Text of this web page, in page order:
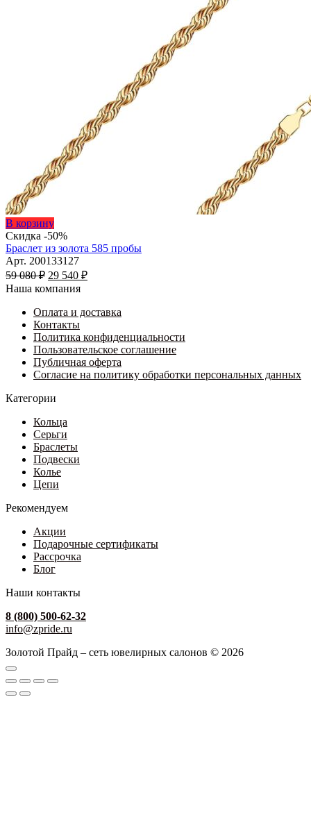
В корзинуЭтот
товар
имеет
несколько
вариаций.
Опции
выбрать
на
странице
товара.
Скидка -50%
Браслет из золота 585 пробы
Арт. 200133127
59 080₽ Первоначальная
цена
59
080 ₽.
29 540 ₽Текущая
540 ₽.
Наша компания
Оплата и доставка
Контакты
Политика конфиденциальности
Пользовательское соглашение
Публичная оферта
Согласие на политику обработки персональных данных
Категории
Кольца
Серьги
Браслеты
Подвески
Колье
Цепи
Рекомендуем
Акции
Подарочные сертификаты
Рассрочка
Блог
Наши контакты
8 (800) 500-62-32
info@zpride.ru
Золотой Прайд – сеть ювелирных салонов © 2026